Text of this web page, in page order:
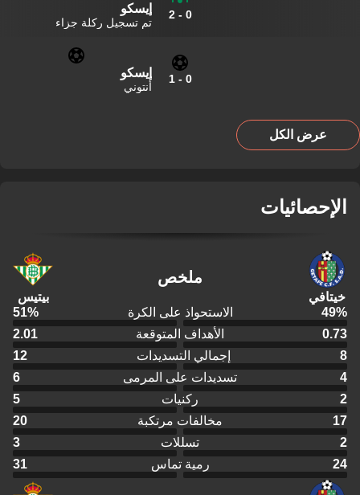
0
-
2 إيسكو
تم تسجيل ركلة جزاء
0
-
1 إيسكو
أنتوني
عرض الكل
الإحصائيات
خيتافي
ملخص
بيتيس
49% الاستحواذ على الكرة 51%
0.73
الأهداف المتوقعة
2.01
8
إجمالي التسديدات
12
4
تسديدات على المرمى
6
2
ركنيات
5
17
مخالفات مرتكبة
20
2
تسللات
3
24
رمية تماس 31